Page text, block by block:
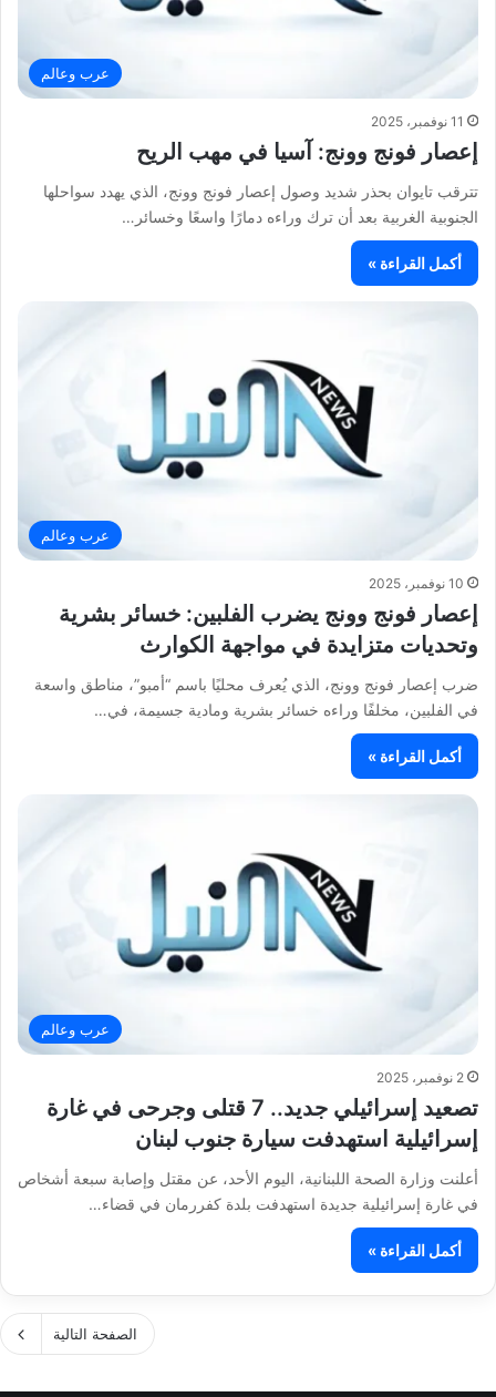
عرب وعالم
11 نوفمبر، 2025
إعصار فونج وونج: آسيا في مهب الريح
تترقب تايوان بحذر شديد وصول إعصار فونج وونج، الذي يهدد سواحلها
الجنوبية الغربية بعد أن ترك وراءه دمارًا واسعًا وخسائر…
أكمل القراءة »
عرب وعالم
10 نوفمبر، 2025
إعصار فونج وونج يضرب الفلبين: خسائر بشرية
وتحديات متزايدة في مواجهة الكوارث
ضرب إعصار فونج وونج، الذي يُعرف محليًا باسم “أمبو”، مناطق واسعة
في الفلبين، مخلفًا وراءه خسائر بشرية ومادية جسيمة، في…
أكمل القراءة »
عرب وعالم
2 نوفمبر، 2025
تصعيد إسرائيلي جديد.. 7 قتلى وجرحى في غارة
إسرائيلية استهدفت سيارة جنوب لبنان
أعلنت وزارة الصحة اللبنانية، اليوم الأحد، عن مقتل وإصابة سبعة أشخاص
في غارة إسرائيلية جديدة استهدفت بلدة كفررمان في قضاء…
أكمل القراءة »
الصفحة التالية